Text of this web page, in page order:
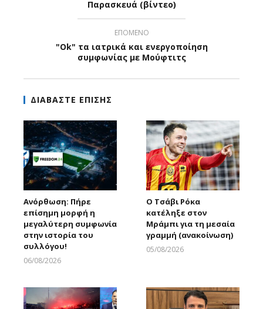
Παρασκευά (βίντεο)
ΕΠΟΜΕΝΟ
"Ok" τα ιατρικά και ενεργοποίηση
συμφωνίας με Μούφτιτς
ΔΙΑΒΑΣΤΕ ΕΠΙΣΗΣ
Ανόρθωση: Πήρε
επίσημη μορφή η
μεγαλύτερη συμφωνία
στην ιστορία του
συλλόγου!
06/08/2026
Ο Τσάβι Ρόκα
κατέληξε στον
Μράμπι για τη μεσαία
γραμμή (ανακοίνωση)
05/08/2026